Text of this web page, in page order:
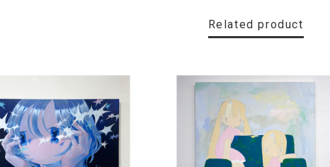
Related product